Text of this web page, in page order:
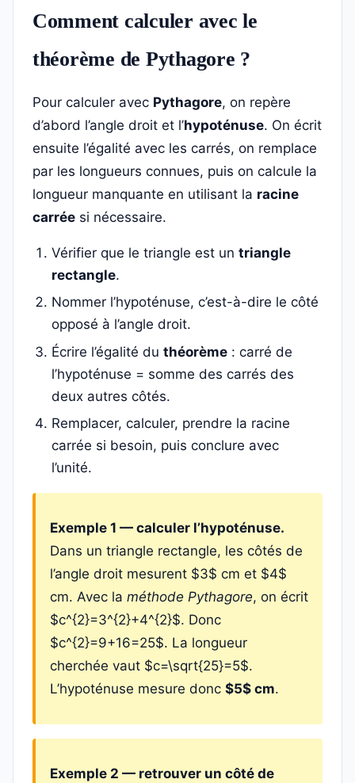
Comment calculer avec le
théorème de Pythagore ?
Pour calculer avec Pythagore, on repère
d’abord l’angle droit et l’hypoténuse. On écrit
ensuite l’égalité avec les carrés, on remplace
par les longueurs connues, puis on calcule la
longueur manquante en utilisant la racine
carrée si nécessaire.
Vérifier que le triangle est un triangle
rectangle.
Nommer l’hypoténuse, c’est-à-dire le côté
opposé à l’angle droit.
Écrire l’égalité du théorème : carré de
l’hypoténuse = somme des carrés des
deux autres côtés.
Remplacer, calculer, prendre la racine
carrée si besoin, puis conclure avec
l’unité.
Exemple 1 — calculer l’hypoténuse.
Dans un triangle rectangle, les côtés de
l’angle droit mesurent $3$ cm et $4$
cm. Avec la méthode Pythagore, on écrit
$c^{2}=3^{2}+4^{2}$. Donc
$c^{2}=9+16=25$. La longueur
cherchée vaut $c=\sqrt{25}=5$.
L’hypoténuse mesure donc $5$ cm.
Exemple 2 — retrouver un côté de